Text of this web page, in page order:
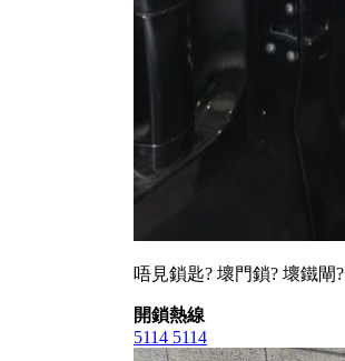
唔見鎖匙? 壞門鎖? 壞鐵閘?
開鎖熱線
5114 5114